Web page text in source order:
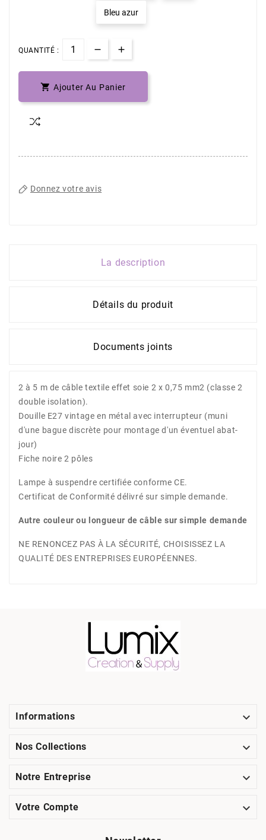
Bleu azur
QUANTITÉ :
 Ajouter Au Panier
Donnez votre avis
La description
Détails du produit
Documents joints
2 à 5 m de câble textile effet soie 2 x 0,75 mm2 (classe 2
double isolation).
Douille E27 vintage en métal avec interrupteur (muni
d'une bague discrète pour montage d'un éventuel abat-
jour)
Fiche noire 2 pôles
Lampe à suspendre certifiée conforme CE.
Certificat de Conformité délivré sur simple demande.
Autre couleur ou longueur de câble sur simple demande
NE RENONCEZ PAS À LA SÉCURITÉ, CHOISISSEZ LA
QUALITÉ DES ENTREPRISES EUROPÉENNES.
Informations 
Nos Collections 
Notre Entreprise 
Votre Compte 